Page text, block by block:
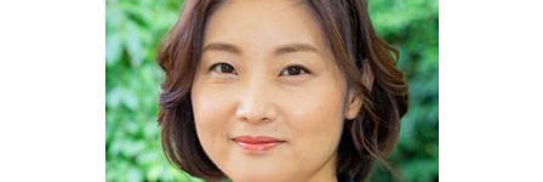
示談交渉 弁護士
逸失利益 計算
相続放棄 手続き 生前
相続 子供死亡 孫
法定相続人
代襲相続 遺留分
遺産相続 放棄 兄弟
交通事故 弁護士 熱海市
債務整理 弁護士 伊豆市
相続 弁護士 沼津市
交通事故 弁護士 伊豆市
債務整理 弁護士 御殿場市
交通事故 弁護士 沼津市